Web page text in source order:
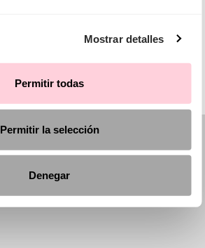
Mostrar detalles
Permitir todas
Permitir la selección
Denegar